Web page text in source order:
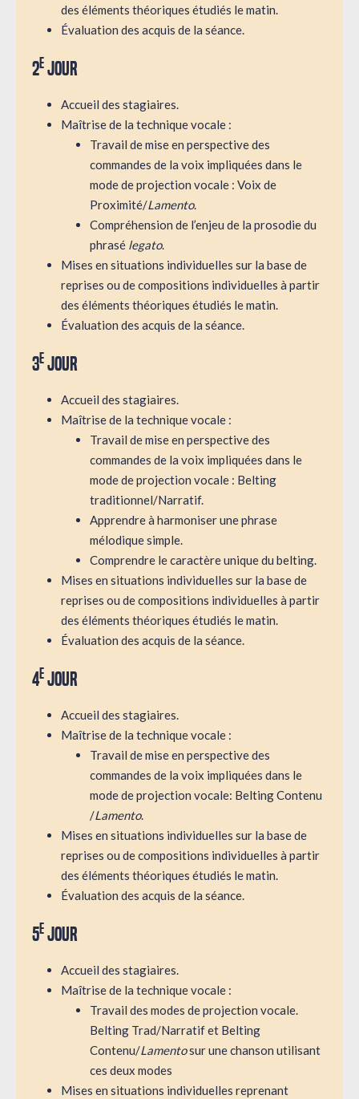
des éléments théoriques étudiés le matin.
Évaluation des acquis de la séance.
2ejour
Accueil des stagiaires.
Maîtrise de la technique vocale :
Travail de mise en perspective des
commandes de la voix impliquées dans le
mode de projection vocale : Voix de
Proximité/Lamento.
Compréhension de l’enjeu de la prosodie du
phrasé legato.
Mises en situations individuelles sur la base de
reprises ou de compositions individuelles à partir
des éléments théoriques étudiés le matin.
Évaluation des acquis de la séance.
3ejour
Accueil des stagiaires.
Maîtrise de la technique vocale :
Travail de mise en perspective des
commandes de la voix impliquées dans le
mode de projection vocale : Belting
traditionnel/Narratif.
Apprendre à harmoniser une phrase
mélodique simple.
Comprendre le caractère unique du belting.
Mises en situations individuelles sur la base de
reprises ou de compositions individuelles à partir
des éléments théoriques étudiés le matin.
Évaluation des acquis de la séance.
4ejour
Accueil des stagiaires.
Maîtrise de la technique vocale :
Travail de mise en perspective des
commandes de la voix impliquées dans le
mode de projection vocale: Belting Contenu
/Lamento.
Mises en situations individuelles sur la base de
reprises ou de compositions individuelles à partir
des éléments théoriques étudiés le matin.
Évaluation des acquis de la séance.
5ejour
Accueil des stagiaires.
Maîtrise de la technique vocale :
Travail des modes de projection vocale.
Belting Trad/Narratif et Belting
Contenu/Lamentosur une chanson utilisant
ces deux modes
Mises en situations individuelles reprenant